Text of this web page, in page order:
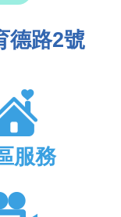
德路2號
服務